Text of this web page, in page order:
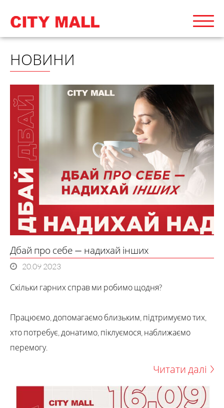
НОВИНИ
Дбай про себе — надихай інших
20.09 2023
Скільки гарних справ ми робимо щодня?
Працюємо, допомагаємо близьким, підтримуємо тих,
хто потребує, донатимо, піклуємося, наближаємо
Читати далі